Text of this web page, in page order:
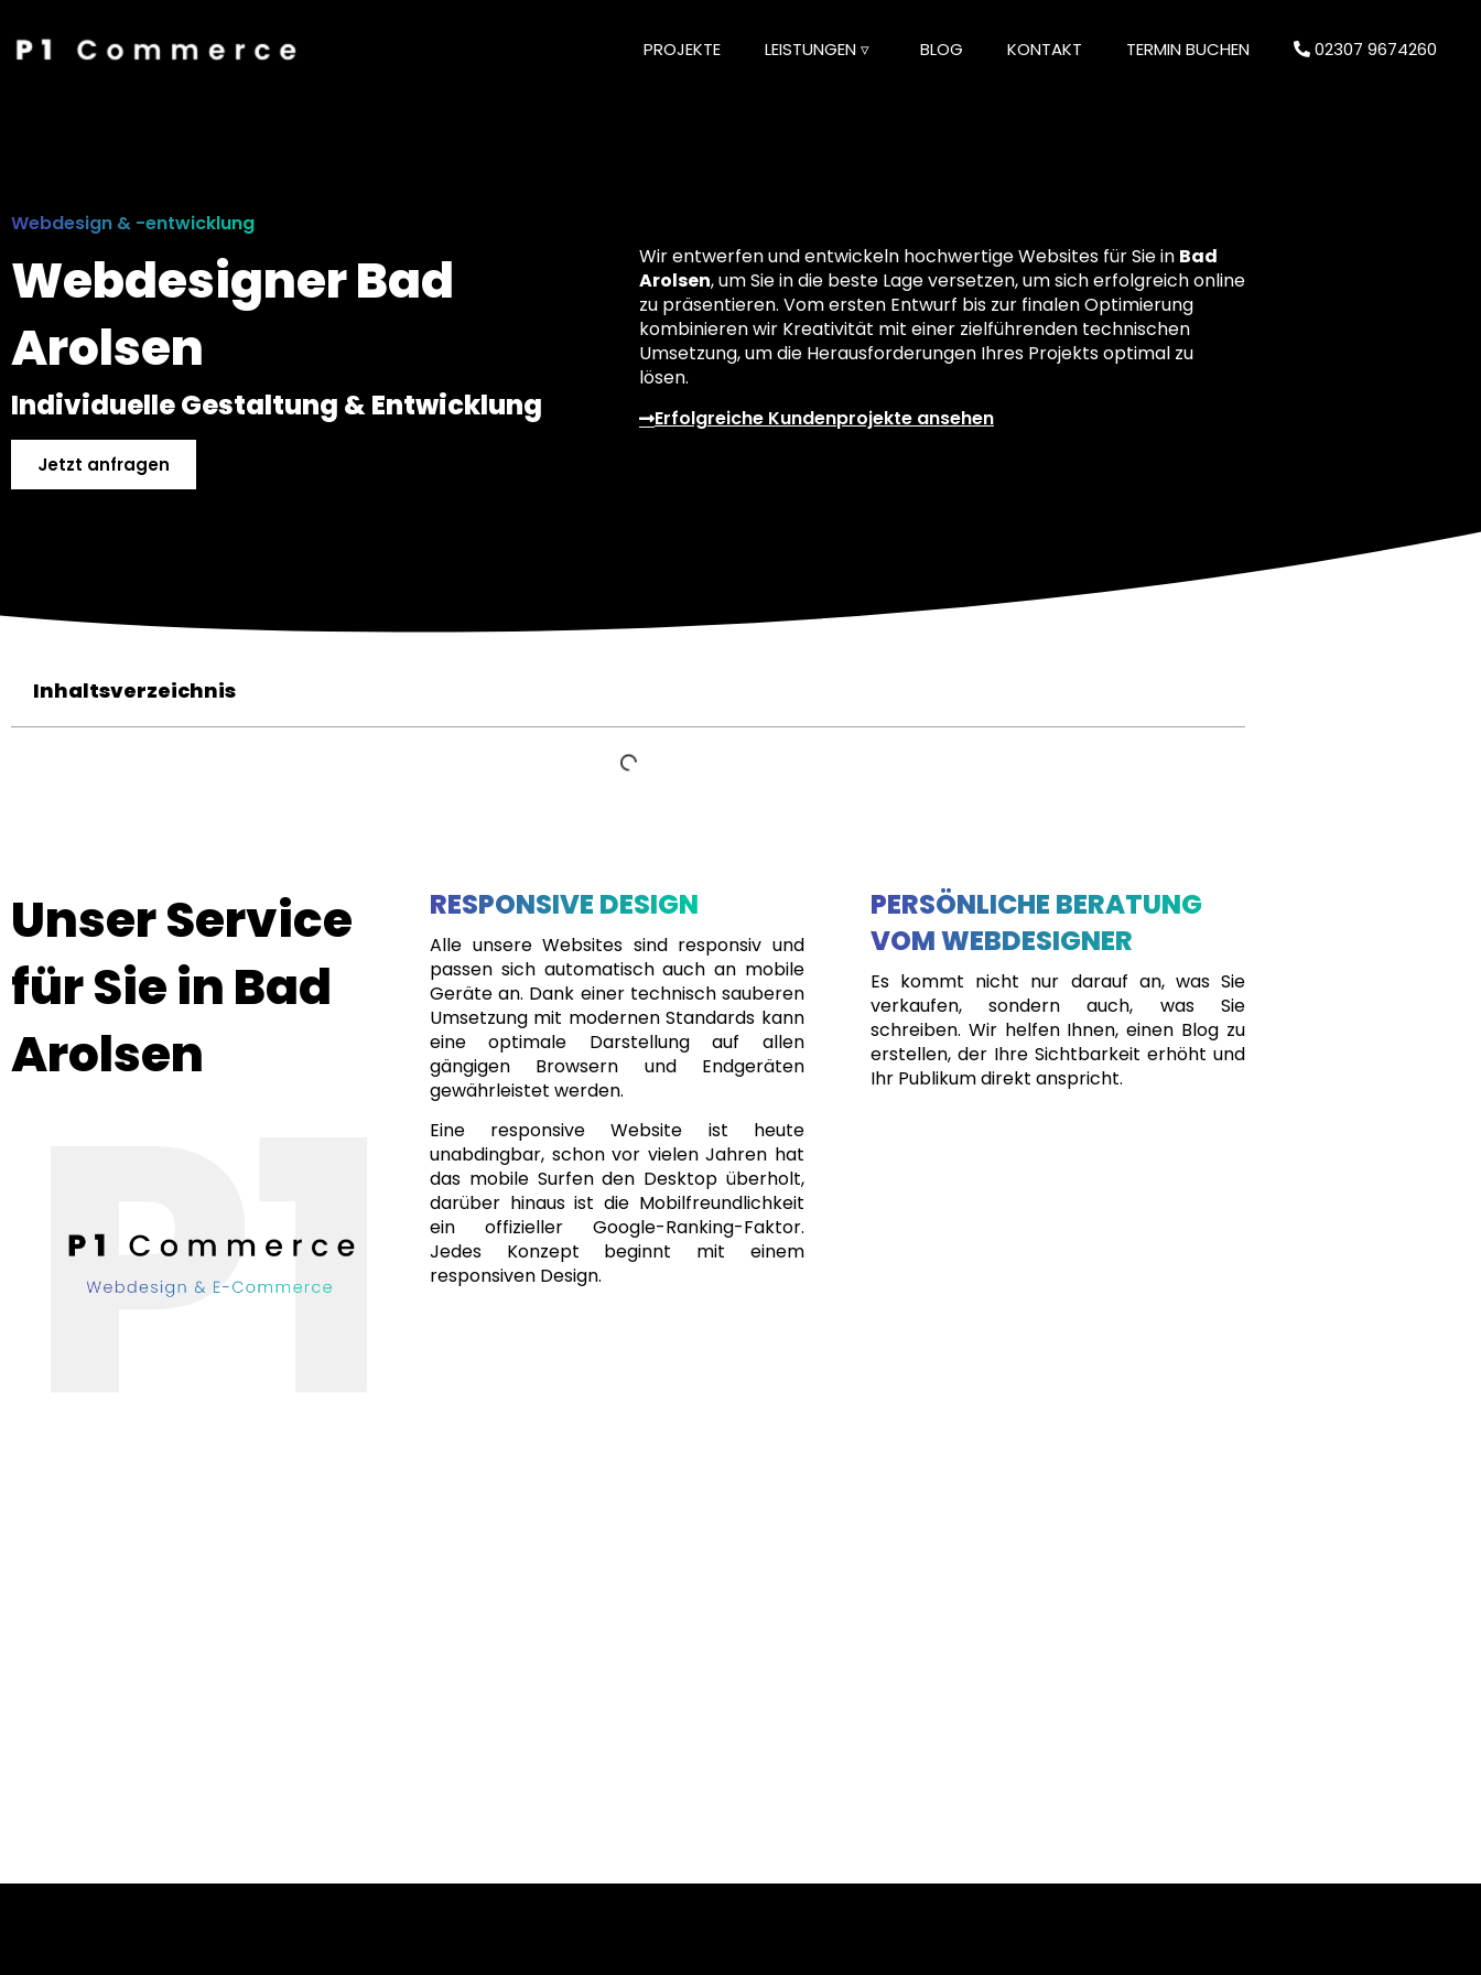
PROJEKTE LEISTUNGEN ▿ BLOG KONTAKT TERMIN BUCHEN 02307 9674260
Webdesign & -entwicklung
Webdesigner Bad
Arolsen
Individuelle Gestaltung & Entwicklung
Jetzt anfragen
Wir entwerfen und entwickeln hochwertige Websites für Sie in Bad
Arolsen, um Sie in die beste Lage versetzen, um sich erfolgreich online
zu präsentieren. Vom ersten Entwurf bis zur finalen Optimierung
kombinieren wir Kreativität mit einer zielführenden technischen
Umsetzung, um die Herausforderungen Ihres Projekts optimal zu
lösen.
Erfolgreiche Kundenprojekte ansehen
Inhaltsverzeichnis
Unser Service
für Sie in Bad
Arolsen
RESPONSIVE DESIGN
Alle unsere Websites sind responsiv und
passen sich automatisch auch an mobile
Geräte an. Dank einer technisch sauberen
Umsetzung mit modernen Standards kann
eine optimale Darstellung auf allen
gängigen Browsern und Endgeräten
gewährleistet werden.
Eine responsive Website ist heute
unabdingbar, schon vor vielen Jahren hat
das mobile Surfen den Desktop überholt,
darüber hinaus ist die Mobilfreundlichkeit
ein offizieller Google-Ranking-Faktor.
Jedes Konzept beginnt mit einem
responsiven Design.
PERSÖNLICHE BERATUNG
VOM WEBDESIGNER
Es kommt nicht nur darauf an, was Sie
verkaufen, sondern auch, was Sie
schreiben. Wir helfen Ihnen, einen Blog zu
erstellen, der Ihre Sichtbarkeit erhöht und
Ihr Publikum direkt anspricht.